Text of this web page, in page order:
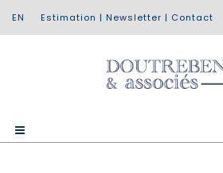
Estimation | Newsletter | Contact